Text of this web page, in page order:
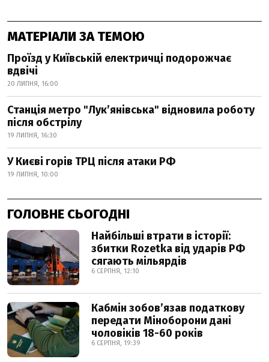
МАТЕРІАЛИ ЗА ТЕМОЮ
Проїзд у Київській електричці подорожчає
вдвічі
20 ЛИПНЯ, 16:00
Станція метро "Лукʼянівська" відновила роботу
після обстрілу
19 ЛИПНЯ, 16:30
У Києві горів ТРЦ після атаки РФ
19 ЛИПНЯ, 10:00
ГОЛОВНЕ СЬОГОДНІ
Найбільші втрати в історії:
збитки Rozetka від ударів РФ
сягають мільярдів
6 СЕРПНЯ, 12:10
Кабмін зобовʼязав податкову
передати Міноборони дані
чоловіків 18-60 років
6 СЕРПНЯ, 19:39